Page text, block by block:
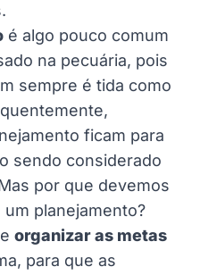
é algo pouco comum
na pecuária, pois
sempre é tida como
ficam para
sendo considerado
por que devemos
planejamento?
organizar as metas
para que as